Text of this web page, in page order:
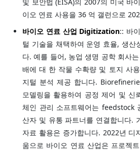
이오 연료 사용을 36 억 갤런으로
바이오 연료 산업 Digitization:: 바
털 기술을 채택하여 운영 효율, 생산
다. 예를 들어, 농업 생명 공학 회사
배에 대 한 작물 수확량 및 토지 사
지털 분석 제공 합니다.
모델링을 활용하여 공정 제어 및 신
체인 관리 소프트웨어는 feedstock
산자 및 유통 파트너를 연결합니다.
자료 활용은 증가합니다. 2022년 디
움으로 바이오 연료 산업은 프로젝